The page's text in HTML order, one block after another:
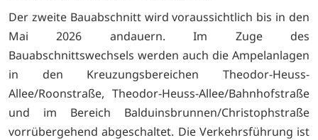
Der zweite Bauabschnitt wird voraussichtlich bis in den
Mai 2026 andauern. Im Zuge des
Bauabschnittswechsels werden auch die Ampelanlagen
in den Kreuzungsbereichen Theodor-Heuss-
Allee/Roonstraße, Theodor-Heuss-Allee/Bahnhofstraße
und im Bereich Balduinsbrunnen/Christophstraße
vorrübergehend abgeschaltet. Die Verkehrsführung ist